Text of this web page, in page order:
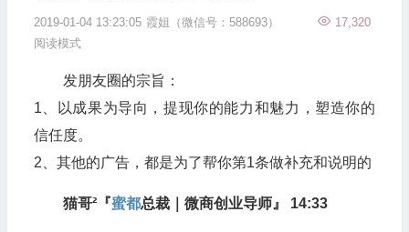
2019-01-04 13:23:05 霞姐（微信号：588693）
17,320
阅读模式
发朋友圈的宗旨：
1、以成果为导向，提现你的能力和魅力，塑造你的
信任度。
2、其他的广告，都是为了帮你第1条做补充和说明的
猫哥²『蜜都总裁｜微商创业导师』 14:33